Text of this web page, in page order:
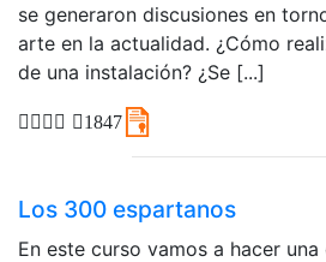
se generaron discusiones en
arte en la actualidad. ¿Cómo
de una instalación? ¿Se [...]
1847
Los 300 espartanos
En este curso vamos a hacer